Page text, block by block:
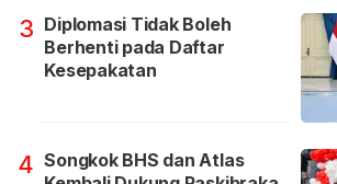
3 Diplomasi Tidak Boleh
Berhenti pada Daftar
Kesepakatan
4 Songkok BHS dan Atlas